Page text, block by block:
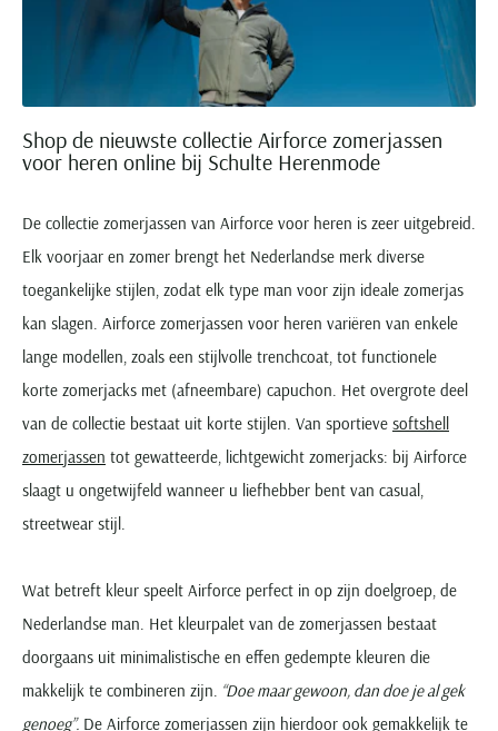
Shop de nieuwste collectie Airforce zomerjassen
voor heren online bij Schulte Herenmode
De collectie zomerjassen van Airforce voor heren is zeer uitgebreid.
Elk voorjaar en zomer brengt het Nederlandse merk diverse
toegankelijke stijlen, zodat elk type man voor zijn ideale zomerjas
kan slagen. Airforce zomerjassen voor heren variëren van enkele
lange modellen, zoals een stijlvolle trenchcoat, tot functionele
korte zomerjacks met (afneembare) capuchon. Het overgrote deel
van de collectie bestaat uit korte stijlen. Van sportieve softshell
zomerjassen tot gewatteerde, lichtgewicht zomerjacks: bij Airforce
slaagt u ongetwijfeld wanneer u liefhebber bent van casual,
streetwear stijl.
Wat betreft kleur speelt Airforce perfect in op zijn doelgroep, de
Nederlandse man. Het kleurpalet van de zomerjassen bestaat
doorgaans uit minimalistische en effen gedempte kleuren die
makkelijk te combineren zijn. “Doe maar gewoon, dan doe je al gek
genoeg”. De Airforce zomerjassen zijn hierdoor ook gemakkelijk te